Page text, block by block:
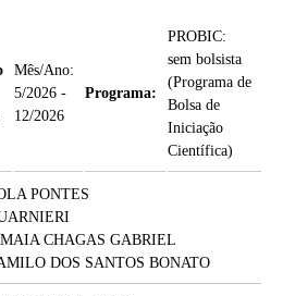
Mês/Ano:
5/2026 -
12/2026
Programa:
PROBIC:
sem bolsista
(Programa de
Bolsa de
Iniciação
Científica)
PONTES
CHAGAS GABRIEL
DOS SANTOS BONATO